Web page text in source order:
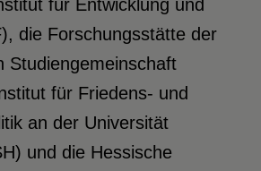
für Entwicklung und
die Forschungsstätte der
Studiengemeinschaft
für Friedens- und
an der Universität
und die Hessische